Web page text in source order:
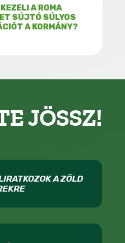
A ROMA
SÚJTÓ SÚLYOS
A KORMÁNY?
JÖSSZ!
A ZÖLD